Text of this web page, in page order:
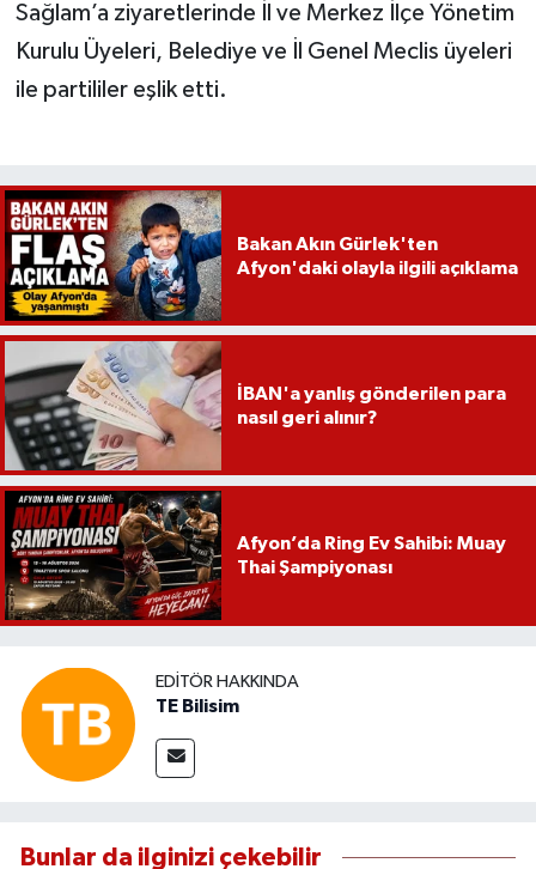
Sağlam’a ziyaretlerinde İl ve Merkez İlçe Yönetim
Kurulu Üyeleri, Belediye ve İl Genel Meclis üyeleri
ile partililer eşlik etti.
Bakan Akın Gürlek'ten
Afyon'daki olayla ilgili açıklama
İBAN'a yanlış gönderilen para
nasıl geri alınır?
Afyon’da Ring Ev Sahibi: Muay
Thai Şampiyonası
EDITÖR HAKKINDA
TE Bilisim
Bunlar da ilginizi çekebilir